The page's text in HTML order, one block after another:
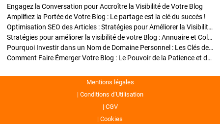
Engagez la Conversation pour Accroître la Visibilité de Votre Blog
Amplifiez la Portée de Votre Blog : Le partage est la clé du succès !
Optimisation SEO des Articles : Stratégies pour Améliorer la Visibilité de Votre Blog
Stratégies pour améliorer la visibilité de votre Blog : Annuaire et Collaborations
Pourquoi Investir dans un Nom de Domaine Personnel : Les Clés de la Réussite de Votre Blog
Comment Faire Émerger Votre Blog : Le Pouvoir de la Patience et de la Persévérance
Mentions légales
Conditions d’Utilisation
CGV
Cookies